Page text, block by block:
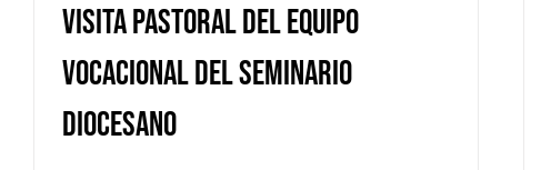
Visita pastoral del equipo
vocacional del Seminario
Diocesano